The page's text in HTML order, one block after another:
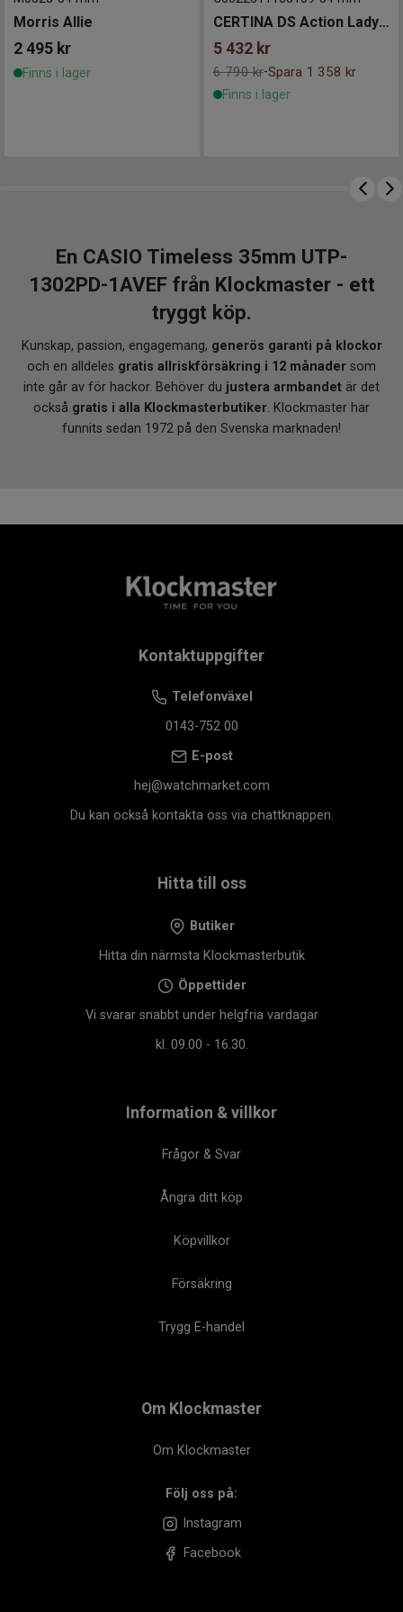
Batteritid upp till cirka 3 år
Passar handledsomkrets ca 150 till 205 mm
VARFÖR KLOCKMASTER?
Morris Allie
2 495 kr
Finns i lager
CERTINA DS Action Lady 34mm
5 432 kr
6 790 kr-Spara 1 358 kr
Finns i lager
En CASIO Timeless 35mm UTP-
1302PD-1AVEF från Klockmaster - ett
tryggt köp.
Kunskap, passion, engagemang, generös garanti på klockor
och en alldeles gratis allriskförsäkring i 12 månader som
inte går av för hackor. Behöver du justera armbandet är det
också gratis i alla Klockmasterbutiker. Klockmaster har
funnits sedan 1972 på den Svenska marknaden!
Kontaktuppgifter
Telefonväxel
0143-752 00
E-post
hej@watchmarket.com
Du kan också kontakta oss via chattknappen.
Hitta till oss
Butiker
Hitta din närmsta Klockmasterbutik
Öppettider
Vi svarar snabbt under helgfria vardagar
kl. 09.00 - 16.30.
Information & villkor
Frågor & Svar
Ångra ditt köp
Köpvillkor
Försäkring
Trygg E-handel
Om Klockmaster
Om Klockmaster
Följ oss på:
Instagram
Facebook